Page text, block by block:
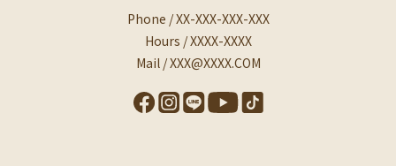
Phone / XX-XXX-XXX-XXX
Hours / XXXX-XXXX
Mail / XXX@XXXX.COM